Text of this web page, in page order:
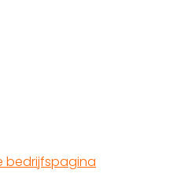
bedrijfspagina